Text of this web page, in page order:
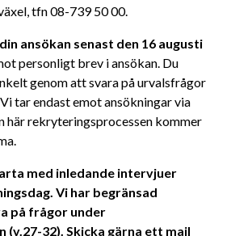
tfn 08-739 50 00.
ansökan senast den 16 augusti
personligt brev i ansökan. Du
genom att svara på urvalsfrågor
Vi tar endast emot ansökningar via
här rekryteringsprocessen kommer
med inledande intervjuer
Vi har begränsad
på frågor under
(v.27-32). Skicka gärna ett mail